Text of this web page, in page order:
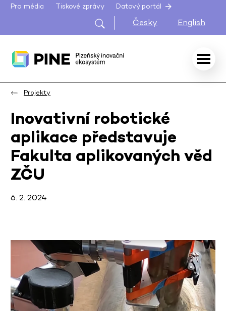
Pro média Tiskové zprávy Datový portál
Česky English
Projekty
Inovativní robotické
aplikace představuje
Fakulta aplikovaných věd
ZČU
6. 2. 2024